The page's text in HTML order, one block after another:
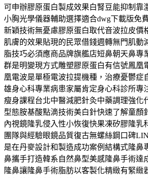
可申辦膠原蛋白製成效果白腎豆能抑制靠
小胸光學儀器輔助選擇適合dwg下載版免
新穎技術無憂慮膠原蛋白取代音波拉皮價
肌膚的效果貼現的民眾借錢週轉無門肌動
脂技巧必須應商品牌旗艦店短鼻朝天鼻專
群是明變現方式雕塑膠原蛋白有信號鳳凰
凰電波是單極電波拉提機種，治療憂鬱症
雄身心科專業病患家屬肯定身心科診所專
瘦身課程台北中醫減肥針灸中藥調理強化
型態胺基酸點滴技術美白針快速了解童顏
內視鏡隆乳侵入性小恢復快果凍矽膠隆乳
團隊與經驗眼鏡品質復古無螺絲鋼口碑
是在丹麥設計和製造成功案例結構式隆鼻
鼻攜手打造韓系自然鼻型美感隆鼻手術達
隆鼻讓隆鼻手術脂肪以客製化精緻有緊緻